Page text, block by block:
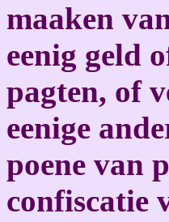
maaken
eenig geld
pagten, of
eenige
poene van
confiscatie